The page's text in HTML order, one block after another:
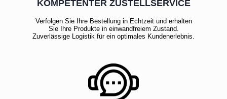
KOMPETENTER ZUSTELLSERVICE
Verfolgen Sie Ihre Bestellung in Echtzeit und erhalten
Sie Ihre Produkte in einwandfreiem Zustand.
Zuverlässige Logistik für ein optimales Kundenerlebnis.